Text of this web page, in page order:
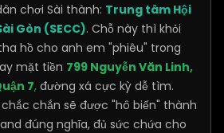
chơi Sài thành: Trung tâm Hội
Gòn (SECC). Chỗ này thì khỏi
hồ cho anh em "phiêu" trong
mặt tiền 799 Nguyễn Văn Linh,
7, đường xá cực kỳ dễ tìm.
chắc chắn sẽ được "hô biến" thành
đúng nghĩa, đủ sức chứa cho